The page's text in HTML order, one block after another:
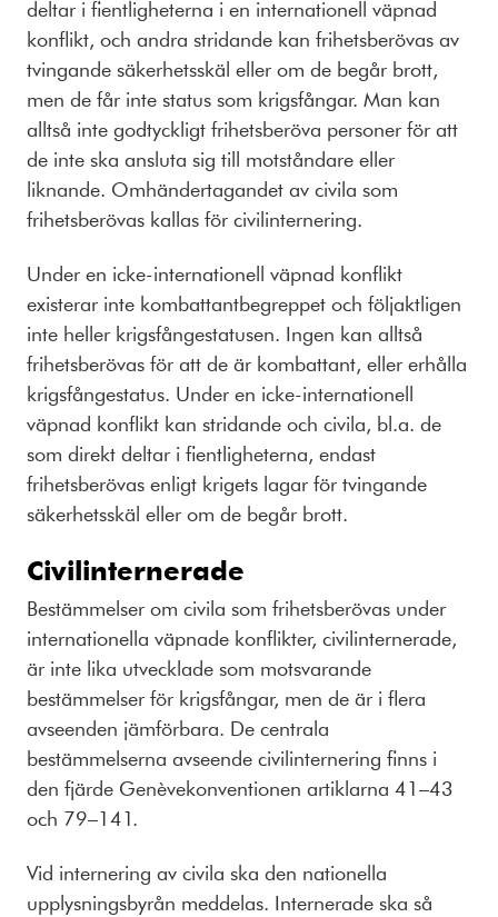
deltar i fientligheterna i en internationell väpnad
konflikt, och andra stridande kan frihetsberövas av
tvingande säkerhetsskäl eller om de begår brott,
men de får inte status som krigsfångar. Man kan
alltså inte godtyckligt frihetsberöva personer för att
de inte ska ansluta sig till motståndare eller
liknande. Omhändertagandet av civila som
frihetsberövas kallas för civilinternering.
Under en icke-internationell väpnad konflikt
existerar inte kombattantbegreppet och följaktligen
inte heller krigsfångestatusen. Ingen kan alltså
frihetsberövas för att de är kombattant, eller erhålla
krigsfångestatus. Under en icke-internationell
väpnad konflikt kan stridande och civila, bl.a. de
som direkt deltar i fientligheterna, endast
frihetsberövas enligt krigets lagar för tvingande
säkerhetsskäl eller om de begår brott.
Civilinternerade
Bestämmelser om civila som frihetsberövas under
internationella väpnade konflikter, civilinternerade,
är inte lika utvecklade som motsvarande
bestämmelser för krigsfångar, men de är i flera
avseenden jämförbara. De centrala
bestämmelserna avseende civilinternering finns i
den fjärde Genèvekonventionen artiklarna 41–43
och 79–141.
Vid internering av civila ska den nationella
upplysningsbyrån meddelas. Internerade ska så